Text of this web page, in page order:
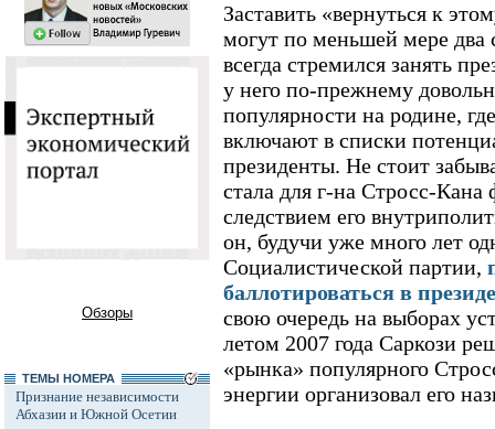
Обзоры
ТЕМЫ НОМЕРА
Признание независимости
Абхазии и Южной Осетии
Заставить «вернуться к
могут по меньшей мере два
всегда стремился занять
у него по-прежнему
популярности на родине,
включают в списки
президенты. Не стоит
стала для г-на Стросс-
следствием его
он, будучи уже много лет
Социалистической партии,
баллотироваться в
свою очередь на выборах
летом 2007 года Саркози
«рынка» популярного
энергии организовал его